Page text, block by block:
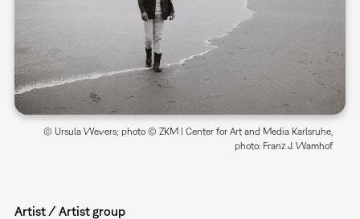
© Ursula Wevers; photo © ZKM | Center for Art and Media Karlsruhe,
photo: Franz J. Wamhof
Artist / Artist group